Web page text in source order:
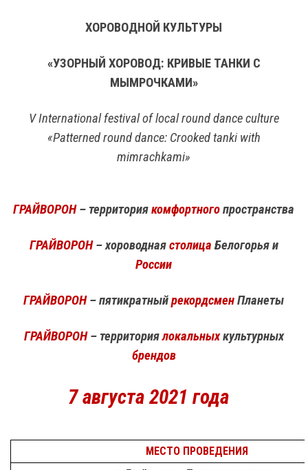
ХОРОВОДНОЙ КУЛЬТУРЫ
«УЗОРНЫЙ ХОРОВОД: КРИВЫЕ ТАНКИ С
МЫМРОЧКАМИ»
V International festival of local round dance culture
«Patterned round dance: Crooked tanki with
mimrachkami»
ГРАЙВОРОН– территориякомфортногопространства
ГРАЙВОРОН– хороводнаястолица Белогорья и
России
ГРАЙВОРОН– пятикратныйрекордсменПланеты
ГРАЙВОРОН– территориялокальныхкультурных
брендов
7 августа 2021 года
МЕСТО ПРОВЕДЕНИЯ